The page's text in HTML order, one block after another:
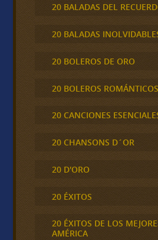
20 BALADAS DEL
20 BALADAS
20 BOLEROS DE ORO
20 BOLEROS ROMÁNTICOS
20 CANCIONES
20 CHANSONS D´OR
20 D'ORO
20 ÉXITOS
20 ÉXITOS DE LOS
AMÉRICA